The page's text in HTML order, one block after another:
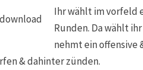
Ihr wählt im vorfeld
Runden. Da wählt
nehmt ein offensive
& dahinter zünden.